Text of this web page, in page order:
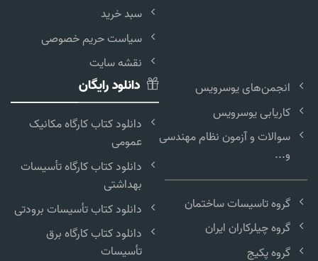
سبد خرید
سیاست حریم خصوصی
نقشه سایت
انجمن‌های یوسرویس
کاریابی یوسرویس
سوالات و آزمون نظام مهندسی
و...
گروه تاسیسات ساختمان
گروه چیلرکاران ایران
گروه پکیج
دانلود رایگان
دانلود کتاب کارگاه مکانیک
عمومی
دانلود کتاب کارگاه تأسیسات
بهداشتی
دانلود کتاب تأسیسات برودتی
دانلود کتاب کارگاه برق
تأسیسات